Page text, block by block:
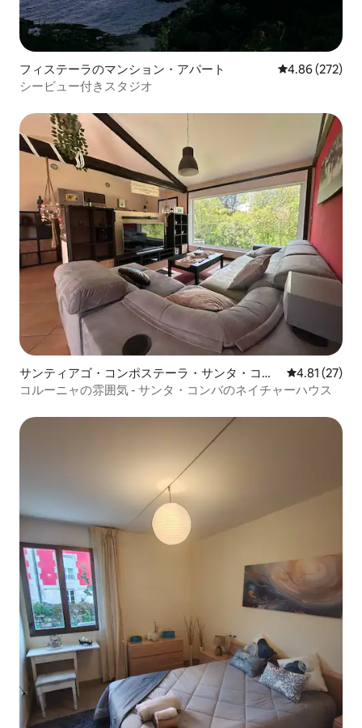
フィステーラのマンション・アパート レビュー272
4.86 (272)
シービュー付きスタジオ
サンティアゴ・コンポステーラ・サンタ・コン
バ・ア・コルーニャのコテージ
レビュー27
4.81 (27)
コルーニャの雰囲気 - サンタ・コンバのネイチャーハウス